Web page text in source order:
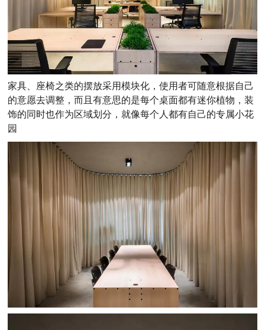
家具、座椅之类的摆放采用模块化，使用者可随意根据自己
的意愿去调整，而且有意思的是每个桌面都有迷你植物，装
饰的同时也作为区域划分，就像每个人都有自己的专属小花
园